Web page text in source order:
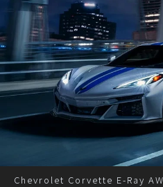
Chevrolet Corvette E-Ray